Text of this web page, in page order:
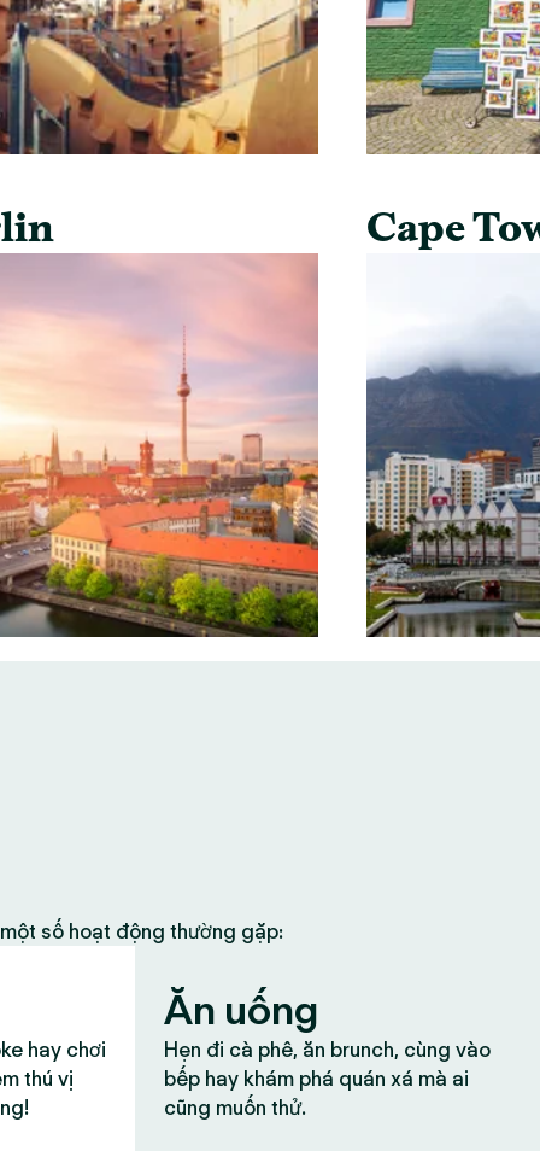
Cape
số hoạt động thường gặp:
hay chơi
thú vị
Ăn uống
Hẹn đi cà phê, ăn brunch, cùng vào
bếp hay khám phá quán xá mà ai
cũng muốn thử.